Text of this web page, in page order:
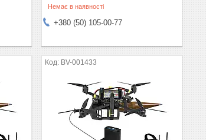
Немає в наявності
+380 (50) 105-00-77
BV-001433